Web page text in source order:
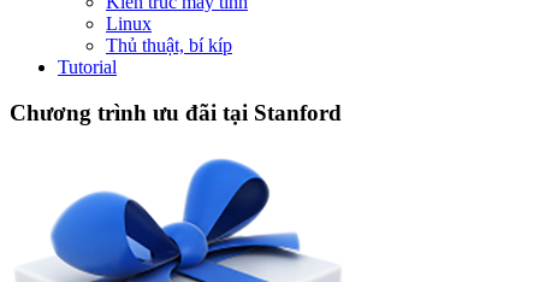
Linux
Thủ thuật, bí kíp
Tutorial
Chương trình ưu đãi tại Stanford